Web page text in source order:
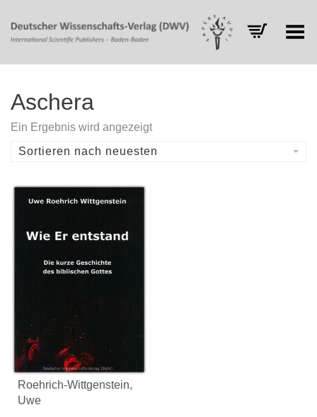
Toggle Menu
Aschera
Ein Ergebnis wird angezeigt
Sortieren nach neuesten
Roehrich-Wittgenstein,
Uwe